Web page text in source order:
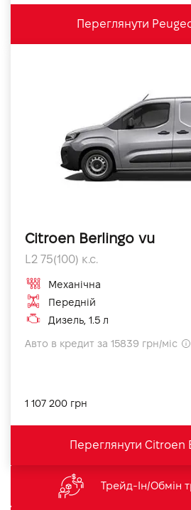
Переглянути
Citroen Berlingo vu
L2 75(100) к.с.
Механічна
Передній
Дизель, 1.5 л
Авто в кредит за 15839 грн/міс
1 107 200 грн
Переглянути Citroen
Трейд-Ін/Обмін